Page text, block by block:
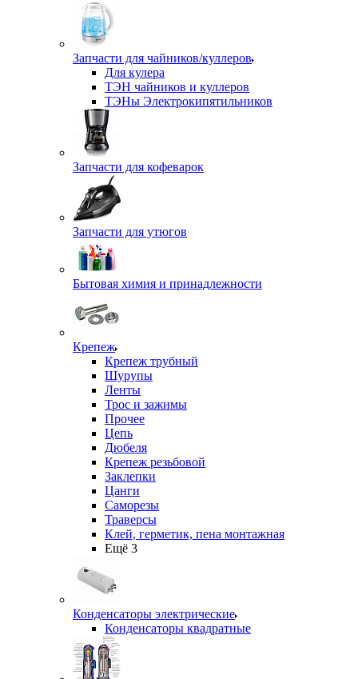
Запчасти для чайников/куллеров
Для кулера
ТЭН чайников и куллеров
ТЭНы Электрокипятильников
Запчасти для кофеварок
Запчасти для утюгов
Бытовая химия и принадлежности
Крепеж
Крепеж трубный
Шурупы
Ленты
Трос и зажимы
Прочее
Цепь
Дюбеля
Крепеж резьбовой
Заклепки
Цанги
Саморезы
Траверсы
Клей, герметик, пена монтажная
Ещё 3
Конденсаторы электрические
Конденсаторы квадратные